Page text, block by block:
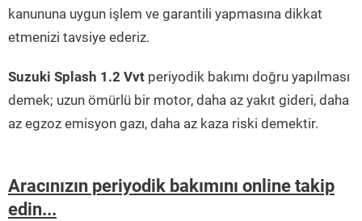
kanununa uygun işlem ve garantili yapmasına dikkat
etmenizi tavsiye ederiz.
Suzuki Splash 1.2 Vvt periyodik bakımı doğru yapılması
demek; uzun ömürlü bir motor, daha az yakıt gideri, daha
az egzoz emisyon gazı, daha az kaza riski demektir.
Aracınızın periyodik bakımını online takip
edin...